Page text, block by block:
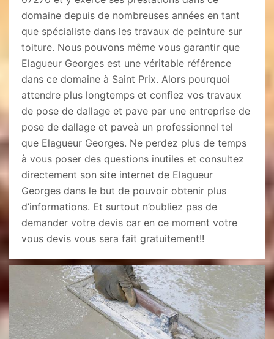
domaine depuis de nombreuses années en tant
que spécialiste dans les travaux de peinture sur
toiture. Nous pouvons même vous garantir que
Elagueur Georges est une véritable référence
dans ce domaine à Saint Prix. Alors pourquoi
attendre plus longtemps et confiez vos travaux
de pose de dallage et pave par une entreprise de
pose de dallage et paveà un professionnel tel
que Elagueur Georges. Ne perdez plus de temps
à vous poser des questions inutiles et consultez
directement son site internet de Elagueur
Georges dans le but de pouvoir obtenir plus
d’informations. Et surtout n’oubliez pas de
demander votre devis car en ce moment votre
vous devis vous sera fait gratuitement!!